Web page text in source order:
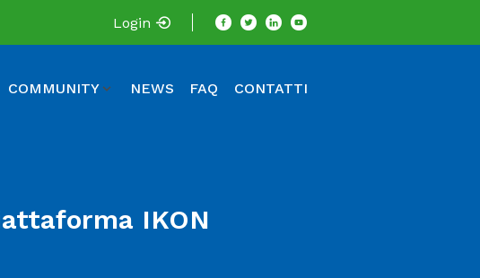
Login
COMMUNITY NEWS FAQ CONTATTI
IKON